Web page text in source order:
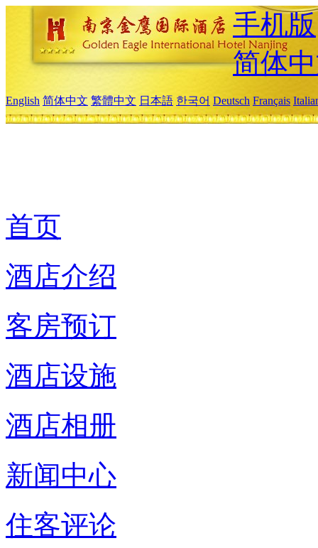
手机版
简体
English 简体中文 繁體中文 日本語 한국어 Deutsch Français
首页
酒店介绍
客房预订
酒店设施
酒店相册
新闻中心
住客评论